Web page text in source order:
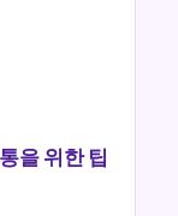
을 위한 팁